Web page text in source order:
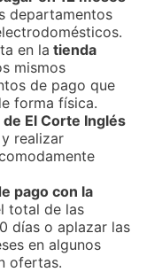
departamentos
en la tienda
mismos
de pago que
forma física.
de El Corte Inglés
realizar
pago con la
total de las
días o aplazar las
en algunos
ofertas.